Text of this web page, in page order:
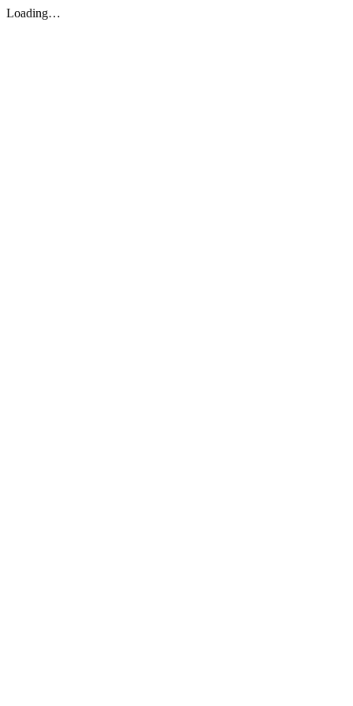
Loading…